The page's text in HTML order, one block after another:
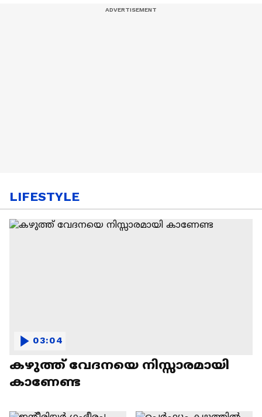
LIFESTYLE
കഴുത്ത് വേദനയെ നിസ്സാരമായി
കാണേണ്ട
03:04